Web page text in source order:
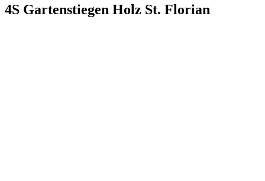
4S Gartenstiegen Holz St. Florian